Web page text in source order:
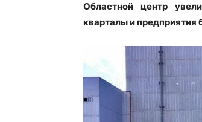
Областной центр
кварталы и